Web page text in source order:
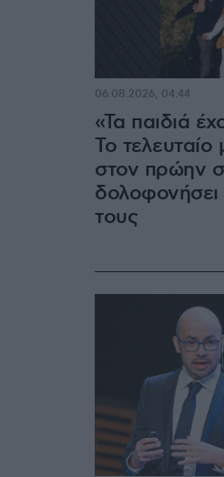
«Τα παιδιά
Το
στον πρώην
δολοφονήσει
τους
06.08.2026, 04:44